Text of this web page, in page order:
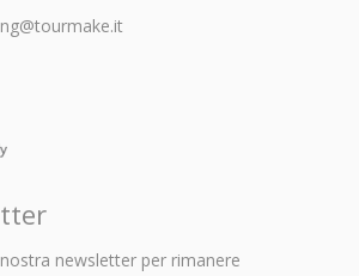
newsletter per rimanere